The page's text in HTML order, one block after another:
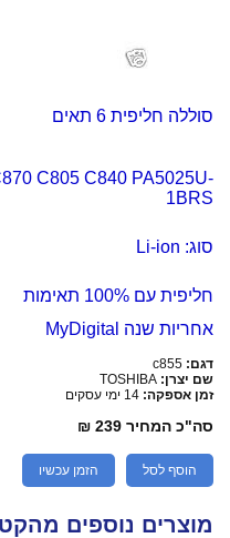
סוללה חליפית 6 תאים
C805 C840 PA5025U-
1BRS
סוג: Li-ion
חליפית עם 100% תאימות
אחריות שנה MyDigital
דגם: c855
שם יצרן: TOSHIBA
זמן אספקה: 14 ימי עסקים
סה"כ המחיר 239 ₪
הוסף לסל הזמן עכשיו
מוצרים נוספים